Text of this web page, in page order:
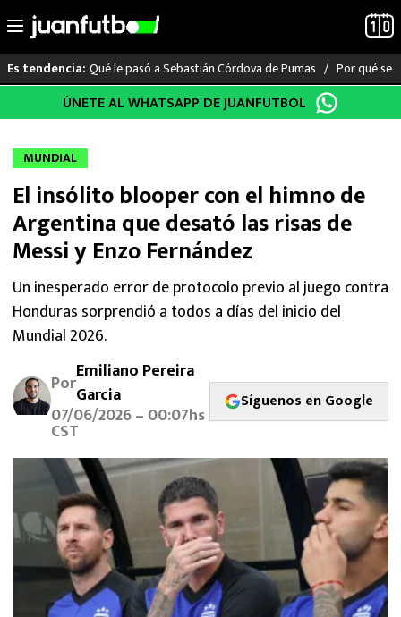
al
Es tendencia: Qué le pasó a Sebastián Córdova de Pumas Por qué se
LO ÚLTIMO
LIGA MX
RAYADOS
PUMAS
ATLANTE
SELECCIÓN MEXICANA
FUTBOL INTERNACIONAL
MEXICANOS EN EL EXTRANJERO
FUTBOL ESTUFA
FÓRMULA 1
BOXEO
LIGA MX
ÚNETE AL WHATSAPP DE JUANFUTBOL
MUNDIAL
El insólito blooper con el himno de
Argentina que desató las risas de
Messi y Enzo Fernández
Un inesperado error de protocolo previo al juego contra
Honduras sorprendió a todos a días del inicio del
Mundial 2026.
PorEmiliano Pereira
Garcia
07/06/2026 – 00:07hs
CST
Síguenos en Google